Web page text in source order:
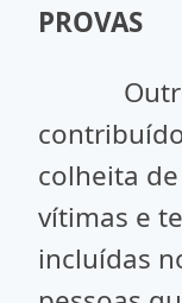
PROVAS
colheita
vítimas e
incluídas